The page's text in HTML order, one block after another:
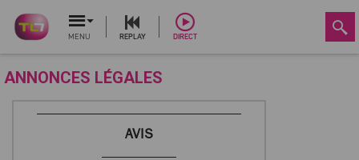
MENU REPLAY DIRECT
ANNONCES LÉGALES
AVIS